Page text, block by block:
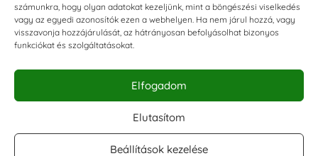
számunkra, hogy olyan adatokat kezeljünk, mint a böngészési viselkedés
vagy az egyedi azonosítók ezen a webhelyen. Ha nem járul hozzá, vagy
visszavonja hozzájárulását, az hátrányosan befolyásolhat bizonyos
funkciókat és szolgáltatásokat.
Elfogadom
Elutasítom
Beállítások kezelése
KAPCSOLAT
E-mail:shop@torokszilvi.com
Telefon: +36 30 6767872
KÖZÖSSÉGI